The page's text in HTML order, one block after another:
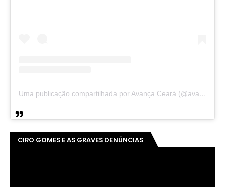
Uma publicação compartilhada por Avança Ceará (@avancaceara)
CIRO GOMES E AS GRAVES DENÚNCIAS